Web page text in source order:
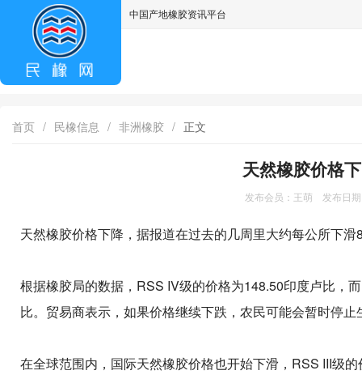
中国产地橡胶资讯平台
首页 / 民橡信息 / 非洲橡胶 / 正文
天然橡胶价格
发布会员：王萌 发布日
天然橡胶价格下降，据报道在过去的几周里大约每公所下
根据橡胶局的数据，RSS IV级的价格为148.50印度卢比，
比。贸易商表示，如果价格继续下跌，农民可能会暂时停止
在全球范围内，国际天然橡胶价格也开始下滑，RSS III级